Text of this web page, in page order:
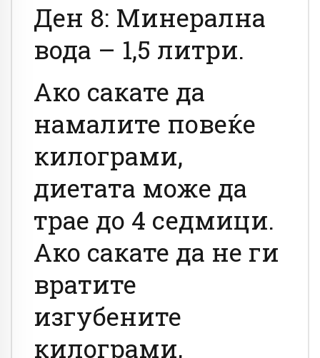
Ден 8: Минерална
вода – 1,5 литри.
Ако сакате да
намалите повеќе
килограми,
диетата може да
трае до 4 седмици.
Ако сакате да не ги
вратите
изгубените
килограми,